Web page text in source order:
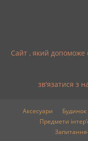
Cайт , який допоможе
зв'язатися з
Аксесуари Будинок
Предмети
Запитання-